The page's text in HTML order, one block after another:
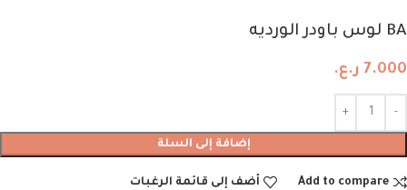
BA لوس باودر الورديه
7.000 ر.ع.
إضافة إلى السلة
Add to compare أضف إلى قائمة الرغبات